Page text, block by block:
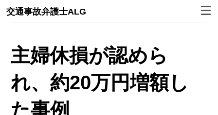
交通事故弁護士ALG
主婦休損が認めら
れ、約20万円増額し
た事例